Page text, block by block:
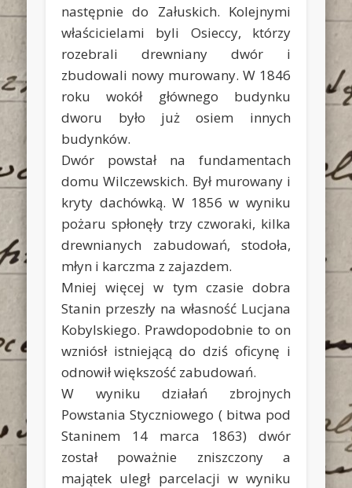
następnie do Załuskich. Kolejnymi
właścicielami byli Osieccy, którzy
rozebrali drewniany dwór i
zbudowali nowy murowany. W 1846
roku wokół głównego budynku
dworu było już osiem innych
budynków.
Dwór powstał na fundamentach
domu Wilczewskich. Był murowany i
kryty dachówką. W 1856 w wyniku
pożaru spłonęły trzy czworaki, kilka
drewnianych zabudowań, stodoła,
młyn i karczma z zajazdem.
Mniej więcej w tym czasie dobra
Stanin przeszły na własność Lucjana
Kobylskiego. Prawdopodobnie to on
wzniósł istniejącą do dziś oficynę i
odnowił większość zabudowań.
W wyniku działań zbrojnych
Powstania Styczniowego ( bitwa pod
Staninem 14 marca 1863) dwór
został poważnie zniszczony a
majątek uległ parcelacji w wyniku